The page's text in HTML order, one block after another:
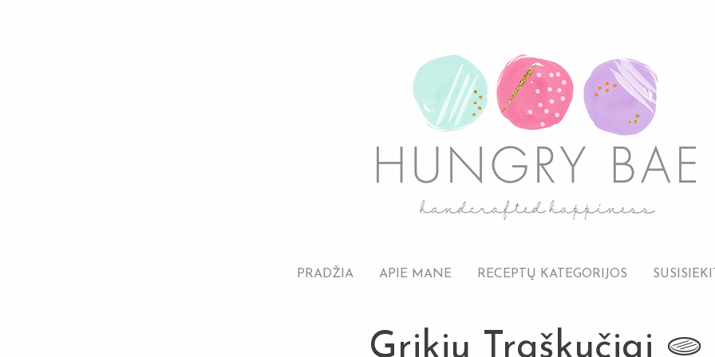
PRADŽIA APIE MANE RECEPTŲ KATEGORIJOS
Grikių Traškučiai 🫓